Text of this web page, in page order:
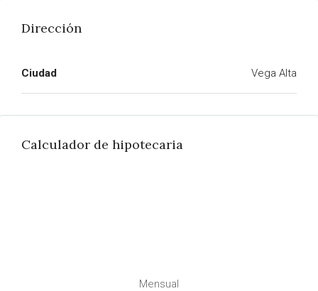
Dirección
Ciudad Vega Alta
Calculador de hipotecaria
Mensual